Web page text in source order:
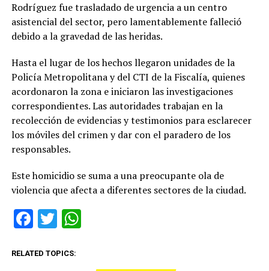
Rodríguez fue trasladado de urgencia a un centro
asistencial del sector, pero lamentablemente falleció
debido a la gravedad de las heridas.
Hasta el lugar de los hechos llegaron unidades de la
Policía Metropolitana y del CTI de la Fiscalía, quienes
acordonaron la zona e iniciaron las investigaciones
correspondientes. Las autoridades trabajan en la
recolección de evidencias y testimonios para esclarecer
los móviles del crimen y dar con el paradero de los
responsables.
Este homicidio se suma a una preocupante ola de
violencia que afecta a diferentes sectores de la ciudad.
Facebook
TwitterWhatsApp
RELATED TOPICS: